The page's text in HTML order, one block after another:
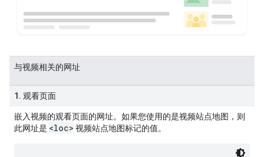
与视频相关的网址
1. 观看页面
嵌入视频的观看页面的网址。如果您使用的是视频站点地图，则
此网址是 <loc> 视频站点地图标记的值。